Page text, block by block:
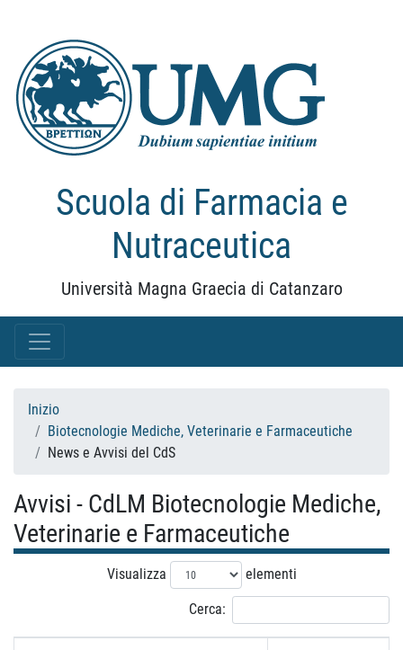
Scuola di Farmacia e
Nutraceutica
Università Magna Graecia di Catanzaro
Inizio
Biotecnologie Mediche, Veterinarie e Farmaceutiche
News e Avvisi del CdS
Avvisi - CdLM Biotecnologie Mediche,
Veterinarie e Farmaceutiche
Visualizza elementi
Cerca: